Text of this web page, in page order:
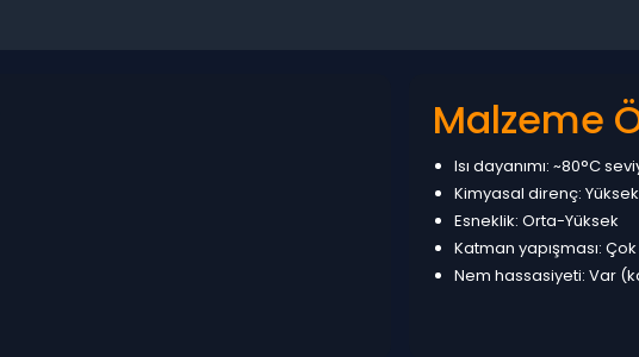
Malzeme
Isı dayanımı: ~80°C
Kimyasal direnç: Yüksek
Esneklik: Orta-Yüksek
Katman yapışması:
Nem hassasiyeti: Var